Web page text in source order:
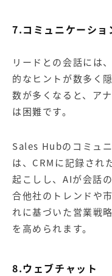
7.コミュニケーショ
リードとの会話には
的なヒントが数多く
数が多くなると、ア
は困難です。
Sales Hubのコミュ
は、CRMに記録され
起こしし、AIが会話
合他社のトレンドや
れに基づいた営業戦
を高められます。
8.ウェブチャット